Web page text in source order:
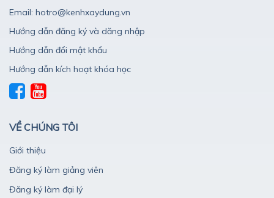
Email: hotro@kenhxaydung.vn
Hướng dẫn đăng ký và dăng nhập
Hướng dẫn đổi mật khẩu
Hướng dẫn kích hoạt khóa học
VỀ CHÚNG TÔI
Giới thiệu
Đăng ký làm giảng viên
Đăng ký làm đại lý